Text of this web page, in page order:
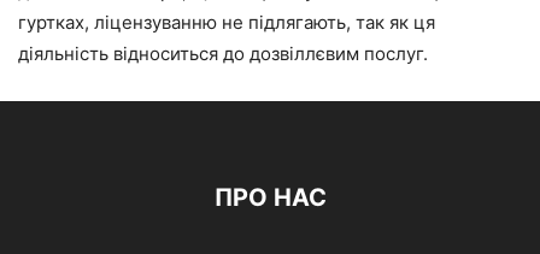
гуртках, ліцензуванню не підлягають, так як ця
діяльність відноситься до дозвіллєвим послуг.
ПРО НАС